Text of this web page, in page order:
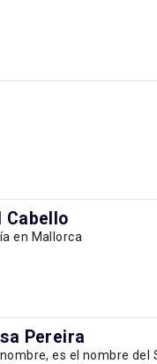
Cabello
en Mallorca
Pereira
es el nombre del